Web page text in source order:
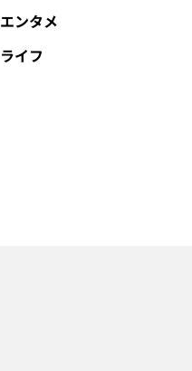
エンタメ
ライフ